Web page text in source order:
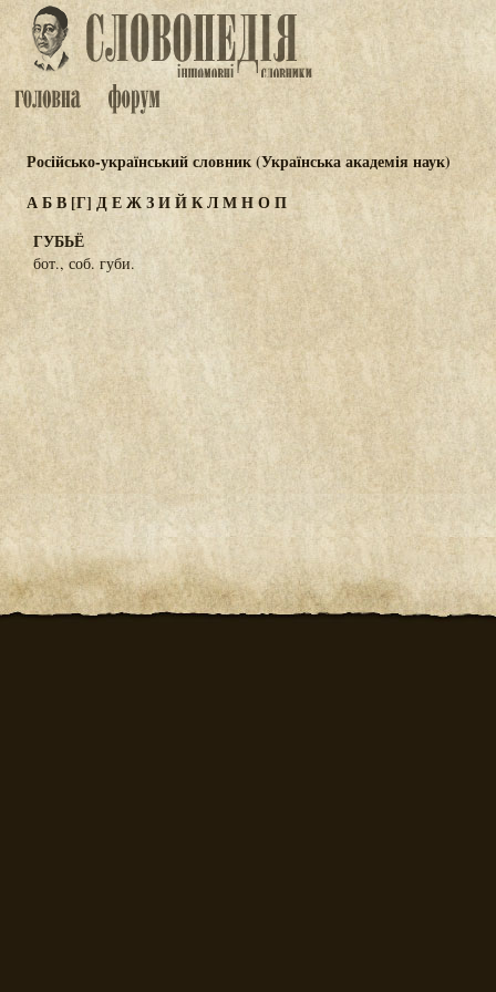
Російсько-український словник (Українська академія наук)
АБВ[Г] ДЕЖЗИЙКЛМНОП
ГУБЬЁ
бот., соб. губи.